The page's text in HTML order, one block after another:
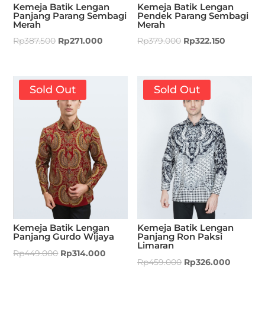
Kemeja Batik Lengan
Panjang Parang Sembagi
Merah
Rp387.500 Rp271.000
Kemeja Batik Lengan
Pendek Parang Sembagi
Merah
Rp379.000 Rp322.150
Sold Out
Kemeja Batik Lengan
Panjang Gurdo Wijaya
Rp449.000 Rp314.000
Sold Out
Kemeja Batik Lengan
Panjang Ron Paksi
Limaran
Rp459.000 Rp326.000